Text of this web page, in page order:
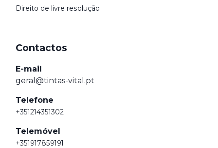
Direito de livre resolução
Contactos
E-mail
geral@tintas-vital.pt
Telefone
+351214351302
Telemóvel
+351917859191